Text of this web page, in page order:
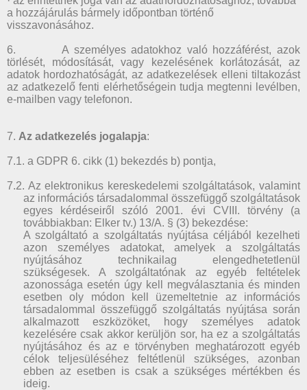
a hozzájárulás bármely időpontban történő
visszavonásához.
6. A személyes adatokhoz való hozzáférést, azok
törlését, módosítását, vagy kezelésének korlátozását, az
adatok hordozhatóságát, az adatkezelések elleni tiltakozást
az adatkezelő fenti elérhetőségein tudja megtenni levélben,
e-mailben vagy telefonon.
7. Az adatkezelés jogalapja:
7.1. a GDPR 6. cikk (1) bekezdés b) pontja,
7.2. Az elektronikus kereskedelemi szolgáltatások, valamint
az információs társadalommal összefüggő szolgáltatások
egyes kérdéseiről szóló 2001. évi CVIII. törvény (a
továbbiakban: Elker tv.) 13/A. § (3) bekezdése:
A szolgáltató a szolgáltatás nyújtása céljából kezelheti
azon személyes adatokat, amelyek a szolgáltatás
nyújtásához technikailag elengedhetetlenül
szükségesek. A szolgáltatónak az egyéb feltételek
azonossága esetén úgy kell megválasztania és minden
esetben oly módon kell üzemeltetnie az információs
társadalommal összefüggő szolgáltatás nyújtása során
alkalmazott eszközöket, hogy személyes adatok
kezelésére csak akkor kerüljön sor, ha ez a szolgáltatás
nyújtásához és az e törvényben meghatározott egyéb
célok teljesüléséhez feltétlenül szükséges, azonban
ebben az esetben is csak a szükséges mértékben és
ideig.